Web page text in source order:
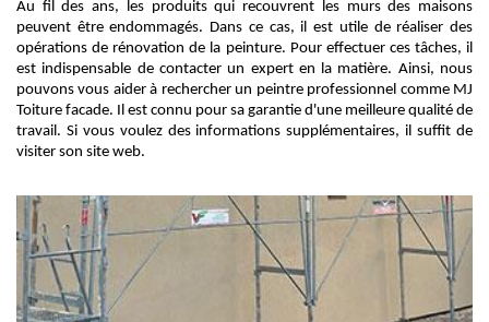
Au fil des ans, les produits qui recouvrent les murs des maisons
peuvent être endommagés. Dans ce cas, il est utile de réaliser des
opérations de rénovation de la peinture. Pour effectuer ces tâches, il
est indispensable de contacter un expert en la matière. Ainsi, nous
pouvons vous aider à rechercher un peintre professionnel comme MJ
Toiture facade. Il est connu pour sa garantie d'une meilleure qualité de
travail. Si vous voulez des informations supplémentaires, il suffit de
visiter son site web.